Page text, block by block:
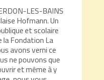
LES-BAINS
Hofmann. Un
et scolaire
la Fondation La
avons verni ce
ne pouvons que
et même à y